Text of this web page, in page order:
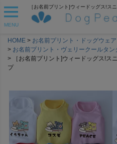
MENU
HOME
お名前プリント・ドッグウェア
お名前プリント・ヴェリークールタン
［お名前プリント]ウィードッグス!ス
プ